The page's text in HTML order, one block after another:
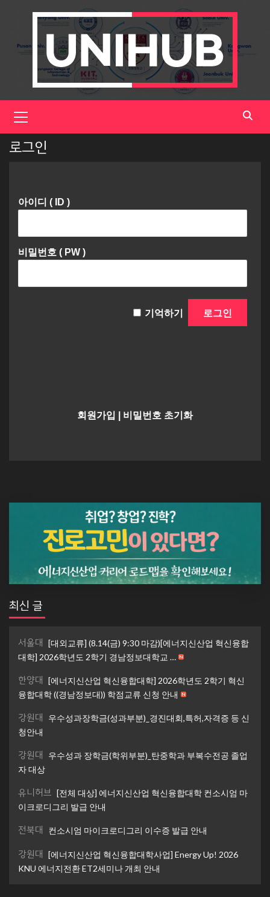
Menu
로그인
아이디 ( ID )
비밀번호 ( PW )
기억하기
회원가입 비밀번호 초기화
최신 글
서울대 [대외교류] (8.14(금) 9:30 마감)[에너지신산업 혁신융합
대학] 2026학년도 2학기 경남정보대학교 …
한양대 [에너지신산업 혁신융합대학] 2026학년도 2학기 혁신
융합대학 ((경남정보대)) 학점교류 신청 안내
강원대
우수성과장학금(성과부분)_경진대회,특허,자격증 등 신
청안내
강원대
우수성과 장학금(학위부분)_탄중학과 부복수전공 졸업
자 대상
유니허브 [전체 대상] 에너지신산업 혁신융합대학 컨소시엄 마
이크로디그리 발급 안내
전북대 컨소시엄 마이크로디그리 이수증 발급 안내
강원대 [에너지신산업 혁신융합대학사업] Energy Up! 2026
KNU 에너지전환 ET2세미나 개최 안내